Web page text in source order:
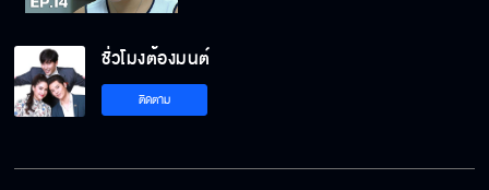
ชั่วโมงต้องมนต์
ติดตาม